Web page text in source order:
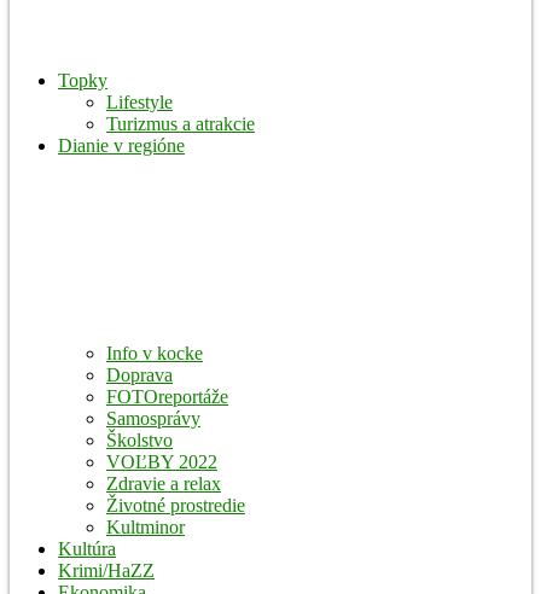
Topky
Lifestyle
Turizmus a atrakcie
Dianie v regióne
Info v kocke
Doprava
FOTOreportáže
Samosprávy
Školstvo
VOĽBY 2022
Zdravie a relax
Životné prostredie
Kultminor
Kultúra
Krimi/HaZZ